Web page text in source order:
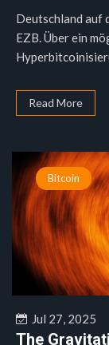
Deutschland auf
EZB. Über ein
Read More
Bitcoin
Jul 27, 2025
The